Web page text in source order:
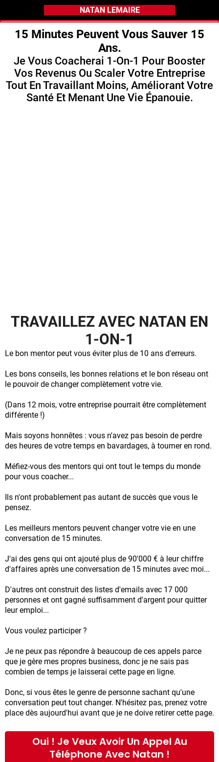
NATAN LEMAIRE
15 Minutes Peuvent Vous Sauver 15
Ans.
Je Vous Coacherai 1-On-1 Pour Booster
Vos Revenus Ou Scaler Votre Entreprise
Tout En Travaillant Moins, Améliorant Votre
Santé Et Menant Une Vie Épanouie.
TRAVAILLEZ AVEC NATAN EN
1-ON-1
Le bon mentor peut vous éviter plus de 10 ans d'erreurs.
Les bons conseils, les bonnes relations et le bon réseau ont
le pouvoir de changer complètement votre vie.
(Dans 12 mois, votre entreprise pourrait être complètement
différente !)
Mais soyons honnêtes : vous n'avez pas besoin de perdre
des heures de votre temps en bavardages, à tourner en rond.
Méfiez-vous des mentors qui ont tout le temps du monde
pour vous coacher...
Ils n'ont probablement pas autant de succès que vous le
pensez.
Les meilleurs mentors peuvent changer votre vie en une
conversation de 15 minutes.
J'ai des gens qui ont ajouté plus de 90'000 € à leur chiffre
d'affaires après une conversation de 15 minutes avec moi...
D'autres ont construit des listes d'emails avec 17 000
personnes et ont gagné suffisamment d'argent pour quitter
leur emploi...
Vous voulez participer ?
Je ne peux pas répondre à beaucoup de ces appels parce
que je gère mes propres business, donc je ne sais pas
combien de temps je laisserai cette page en ligne.
Donc, si vous êtes le genre de personne sachant qu'une
conversation peut tout changer. N'hésitez pas, prenez votre
place dès aujourd'hui avant que je ne doive retirer cette page.
Oui ! Je Veux Avoir Un Appel Au
Téléphone Avec Natan !